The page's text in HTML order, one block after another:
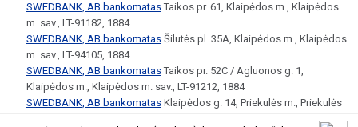
SWEDBANK, AB bankomatasTaikos pr. 61, Klaipėdos m., Klaipėdos
m. sav., LT-91182, 1884
SWEDBANK, AB bankomatas Šilutės pl. 35A, Klaipėdos m., Klaipėdos
m. sav., LT-94105, 1884
SWEDBANK, AB bankomatasTaikos pr. 52C / Agluonos g. 1,
Klaipėdos m., Klaipėdos m. sav., LT-91212, 1884
SWEDBANK, AB bankomatas Klaipėdos g. 14, Priekulės m., Priekulės